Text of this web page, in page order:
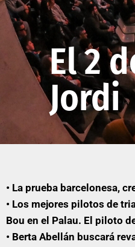
El 2
Jordi
• La prueba barcelonesa,
• Los mejores pilotos de
Bou en el Palau. El piloto
• Berta Abellán buscará